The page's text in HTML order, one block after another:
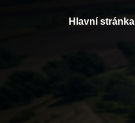
Hlavní stránka